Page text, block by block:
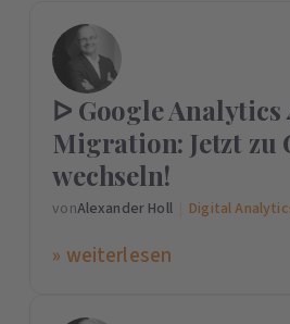
ᐅ Google Analytics
Migration: Jetzt zu
wechseln!
vonAlexander Holl Digital
» weiterlesen